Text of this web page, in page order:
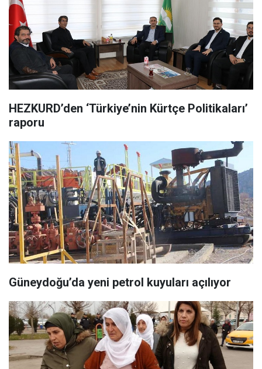
HEZKURD’den ‘Türkiye’nin Kürtçe Politikaları’
raporu
Güneydoğu’da yeni petrol kuyuları açılıyor